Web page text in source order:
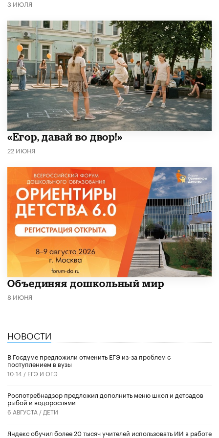
3 ИЮЛЯ
«Егор, давай во двор!»
22 ИЮНЯ
​Объединяя дошкольный мир
8 ИЮНЯ
НОВОСТИ
В Госдуме предложили отменить ЕГЭ из-за проблем с
поступлением в вузы
10:14 / ЕГЭ И ОГЭ
Роспотребнадзор предложил дополнить меню школ и детсадов
рыбой и водорослями
6 АВГУСТА / ДЕТИ
​Яндекс обучил более 20 тысяч учителей использовать ИИ в работе